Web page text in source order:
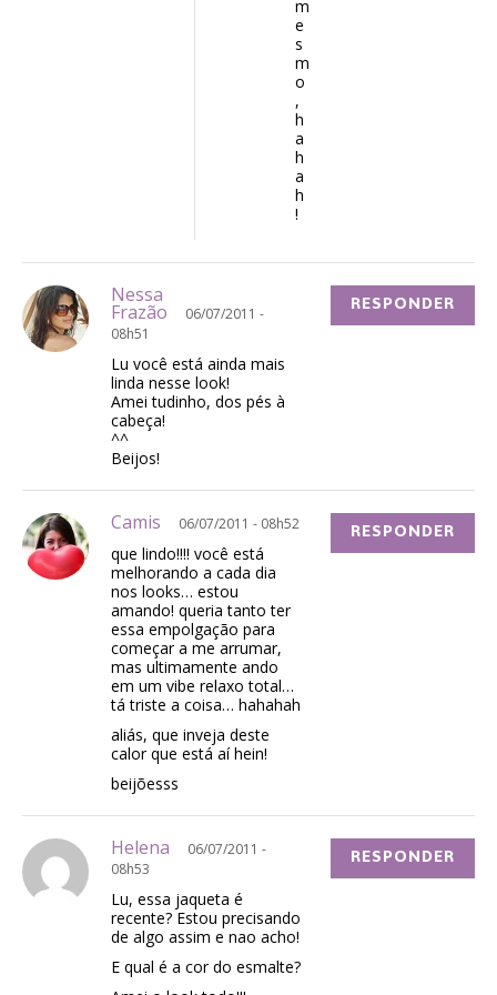
m
e
s
m
o
,
h
a
h
a
h
!
Nessa
Frazão
06/07/2011 -
08h51
Lu você está ainda mais
linda nesse look!
Amei tudinho, dos pés à
cabeça!
^^
Beijos!
RESPONDER
Camis 06/07/2011 - 08h52
que lindo!!!! você está
melhorando a cada dia
nos looks… estou
amando! queria tanto ter
essa empolgação para
começar a me arrumar,
mas ultimamente ando
em um vibe relaxo total…
tá triste a coisa… hahahah
aliás, que inveja deste
calor que está aí hein!
beijõesss
RESPONDER
Helena
06/07/2011 -
08h53
Lu, essa jaqueta é
recente? Estou precisando
de algo assim e nao acho!
E qual é a cor do esmalte?
RESPONDER